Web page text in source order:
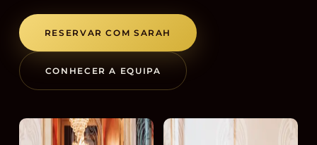
RESERVAR COM SARAH
CONHECER A EQUIPA